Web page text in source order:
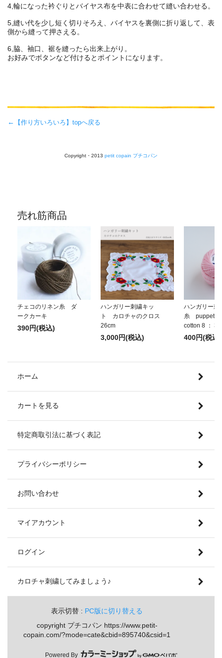
4,輪になった衿ぐりとバイヤス布を中表に合わせて縫い合わせる。
5,縫い代を少し短く切りそろえ、バイヤスを裏側に折り返して、表
側から縫って押さえる。
6,脇、袖口、裾を縫ったら出来上がり。
お好みでボタンなど付けるとポイントになります。
← 【作り方いろいろ】topへ戻る
Copyright・2013 petit copain プチコパン
売れ筋商品
チェコのリネン糸 ダ
ークカーキ
390円(税込)
ハンガリー刺繍キッ
ト カロチャのクロス
26cm
3,000円(税込)
ハンガリー刺
糸 puppets
cotton 8 ：
400円(税込)
ホーム
カートを見る
特定商取引法に基づく表記
プライバシーポリシー
お問い合わせ
マイアカウント
ログイン
カロチャ刺繍してみましょう♪
表示切替 : PC版に切り替える
copyright プチコパン https://www.petit-
copain.com/?mode=cate&cbid=895740&csid=1
Powered By